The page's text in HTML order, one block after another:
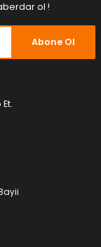
ol !
Abone Ol